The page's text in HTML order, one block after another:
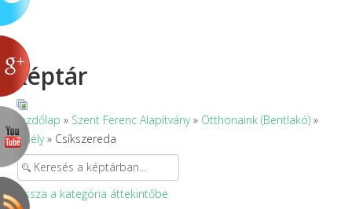
Képtár
Kezdőlap » Szent Ferenc Alapítvány» Otthonaink (Bentlakó) »
Erdély» Csíkszereda
Vissza a kategória áttekintőbe